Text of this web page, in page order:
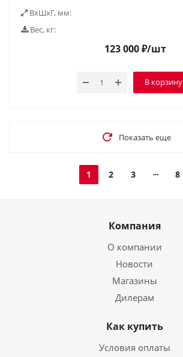
ВxШxГ, мм:
Вес, кг:
123 000₽/шт
В корзину
Показать еще
1 2 3 8
Компания
О компании
Новости
Магазины
Дилерам
Как купить
Условия оплаты